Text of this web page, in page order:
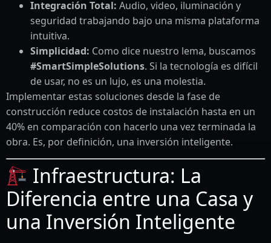
Integración Total: Audio, video, iluminación y
seguridad trabajando bajo una misma plataforma
intuitiva.
Simplicidad: Como dice nuestro lema, buscamos
#SmartSimpleSolutions. Si la tecnología es difícil
de usar, no es un lujo, es una molestia.
Implementar estas soluciones desde la fase de
construcción reduce costos de instalación hasta en un
40% en comparación con hacerlo una vez terminada la
obra. Es, por definición, una inversión inteligente.
Infraestructura: La
Diferencia entre una Casa y
una Inversión Inteligente